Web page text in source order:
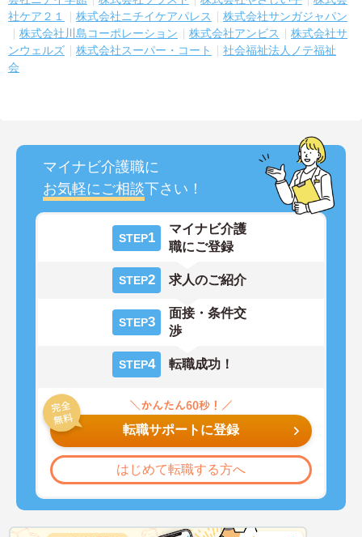
社ケア２１
株式会社ニチイケアパレス
株式会社サンガジャパン
株式会社川島コーポレーション
株式会社アンビス
株式会社サ
ンウェルズ
株式会社スーパー・コート
社会福祉法人ノテ福祉
会
マイナビ介護職に
お気軽にご相談下さい！
STEP1
マイナビ介護
職にご登録
STEP2 求人のご紹介
STEP3
面接・条件交
渉
STEP4 転職成功！
転職サポートに登録
はじめて転職する方へ